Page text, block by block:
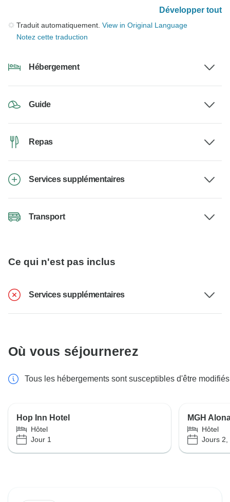
Développer tout
Traduit automatiquement. View in Original Language
Notez cette traduction
Hébergement
Guide
Repas
Services supplémentaires
Transport
Ce qui n'est pas inclus
Services supplémentaires
Où vous séjournerez
Tous les hébergements sont susceptibles d'être modifiés
Hop Inn Hotel
Hôtel
Jour 1
MGH
Hôtel
Jours 2,